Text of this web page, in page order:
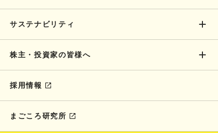
サステナビリティ
株主・投資家の皆様へ
採用情報
まごころ研究所